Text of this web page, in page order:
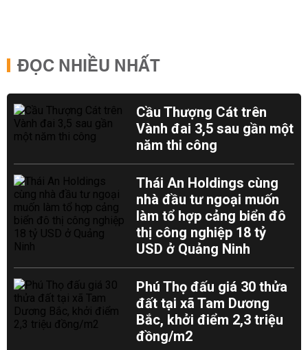
ĐỌC NHIỀU NHẤT
Cầu Thượng Cát trên
Vành đai 3,5 sau gần một
năm thi công
Thái An Holdings cùng
nhà đầu tư ngoại muốn
làm tổ hợp cảng biển đô
thị công nghiệp 18 tỷ
USD ở Quảng Ninh
Phú Thọ đấu giá 30 thửa
đất tại xã Tam Dương
Bắc, khởi điểm 2,3 triệu
đồng/m2